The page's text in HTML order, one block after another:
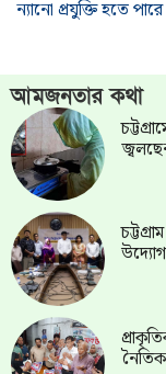
ন্যানো প্রযুক্তি হতে
আমজনতার কথা